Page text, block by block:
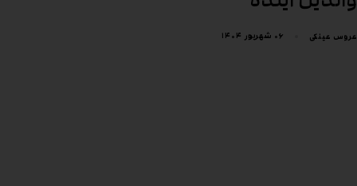
عروس عینکی ۰۶ شهریور ۱۴۰۴